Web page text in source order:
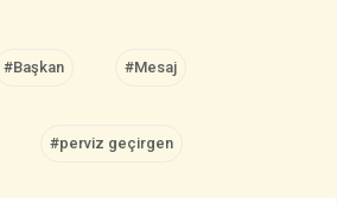
#Başkan #Mesaj
#perviz geçirgen